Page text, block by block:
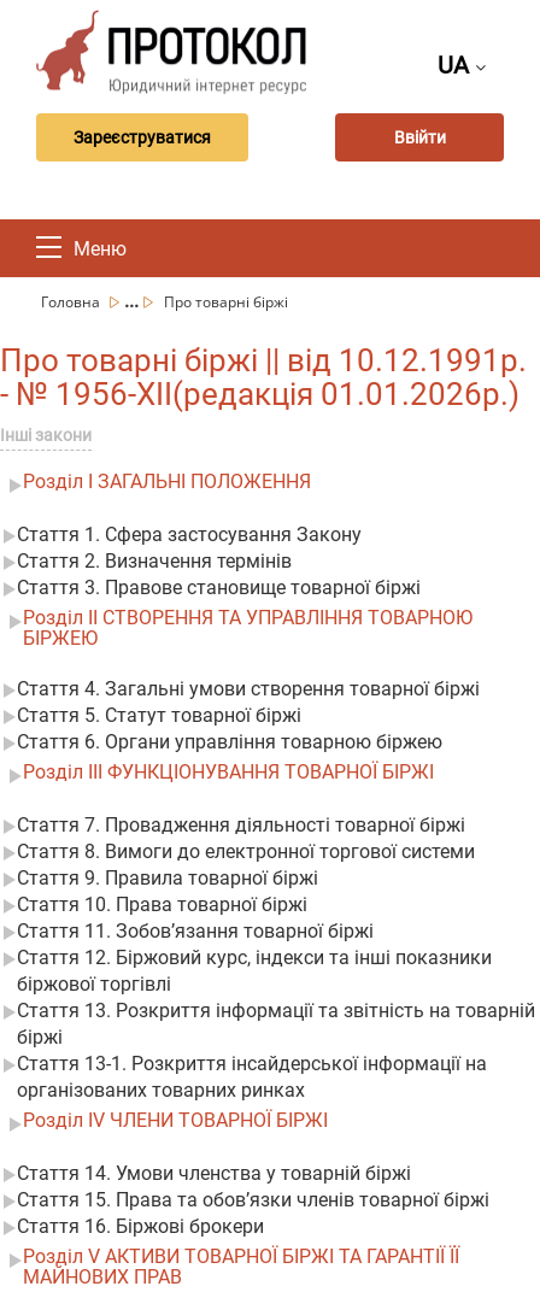
UA
Зареєструватися Ввійти
Меню
Головна ... Про товарні біржі
Про товарні біржі || від 10.12.1991р.
- № 1956-XII(редакція 01.01.2026р.)
Інші закони
Розділ I ЗАГАЛЬНІ ПОЛОЖЕННЯ
Стаття 1. Сфера застосування Закону
Стаття 2. Визначення термінів
Стаття 3. Правове становище товарної біржі
Розділ II СТВОРЕННЯ ТА УПРАВЛІННЯ ТОВАРНОЮ
БІРЖЕЮ
Стаття 4. Загальні умови створення товарної біржі
Стаття 5. Статут товарної біржі
Стаття 6. Органи управління товарною біржею
Розділ III ФУНКЦІОНУВАННЯ ТОВАРНОЇ БІРЖІ
Стаття 7. Провадження діяльності товарної біржі
Стаття 8. Вимоги до електронної торгової системи
Стаття 9. Правила товарної біржі
Стаття 10. Права товарної біржі
Стаття 11. Зобов’язання товарної біржі
Стаття 12. Біржовий курс, індекси та інші показники
біржової торгівлі
Стаття 13. Розкриття інформації та звітність на товарній
біржі
Стаття 13-1. Розкриття інсайдерської інформації на
організованих товарних ринках
Розділ IV ЧЛЕНИ ТОВАРНОЇ БІРЖІ
Стаття 14. Умови членства у товарній біржі
Стаття 15. Права та обов’язки членів товарної біржі
Стаття 16. Біржові брокери
Розділ V АКТИВИ ТОВАРНОЇ БІРЖІ ТА ГАРАНТІЇ ЇЇ
МАЙНОВИХ ПРАВ